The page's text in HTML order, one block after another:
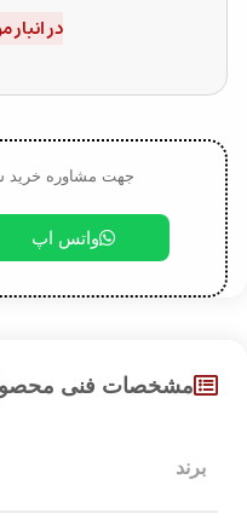
در
جهت مشاوره خرید
واتس اپ
مشخصات فنی
برند